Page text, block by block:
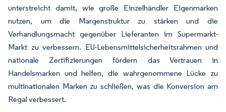
unterstreicht damit, wie große Einzelhändler Eigenmarken
nutzen, um die Margenstruktur zu stärken und die
Verhandlungsmacht gegenüber Lieferanten im Supermarkt-
Markt zu verbessern. EU-Lebensmittelsicherheitsrahmen und
nationale Zertifizierungen fördern das Vertrauen in
Handelsmarken und helfen, die wahrgenommene Lücke zu
multinationalen Marken zu schließen, was die Konversion am
Regal verbessert.